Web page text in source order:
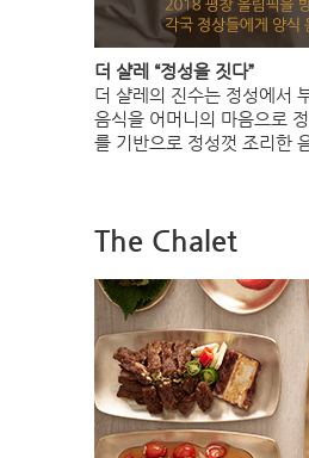
더 샬레 “정성을 짓다”
더 샬레의 진수는 정성에서
음식을 어머니의 마음으로
를 기반으로 정성껏 조리한
The Chalet